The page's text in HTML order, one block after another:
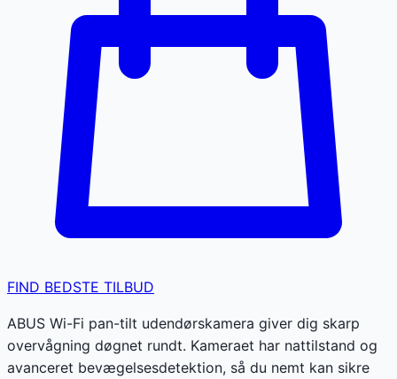
FIND BEDSTE TILBUD
ABUS Wi-Fi pan-tilt udendørskamera giver dig skarp
overvågning døgnet rundt. Kameraet har nattilstand og
avanceret bevægelsesdetektion, så du nemt kan sikre